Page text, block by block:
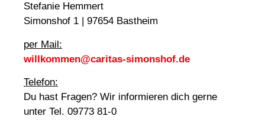
Stefanie Hemmert
Simonshof 1 | 97654 Bastheim
per Mail:
willkommen@caritas-simonshof.de
Telefon:
Du hast Fragen? Wir informieren dich gerne
unter Tel. 09773 81-0